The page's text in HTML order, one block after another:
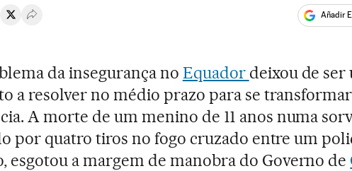
en Whatsapp
en Facebook
Compartir en Twitter
Desplegar Redes Sociales Añadir
da insegurança no Equador deixou de ser
a resolver no médio prazo para se
A morte de um menino de 11 anos numa
por quatro tiros no fogo cruzado entre um
esgotou a margem de manobra do Governo de